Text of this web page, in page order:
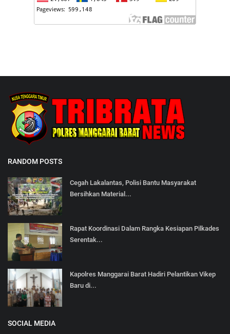
RANDOM POSTS
Cegah Lakalantas, Polisi Bantu Masyarakat
Bersihkan Material...
Rapat Koordinasi Dalam Rangka Kesiapan Pilkades
Serentak...
Kapolres Manggarai Barat Hadiri Pelantikan Vikep
Baru di...
SOCIAL MEDIA